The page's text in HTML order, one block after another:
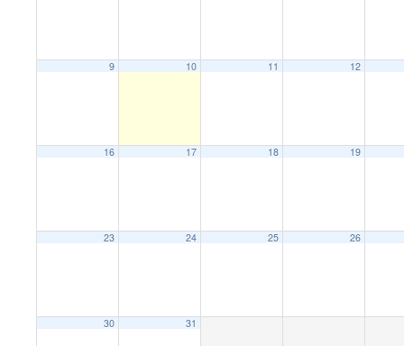
9 10 11 12
16 17 18 19
23 24 25 26
30 31